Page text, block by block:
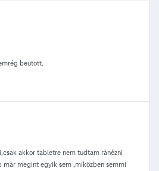
beütött.
akkor tabletre nem tudtam rànézni
megint egyik sem ,miközben semmi